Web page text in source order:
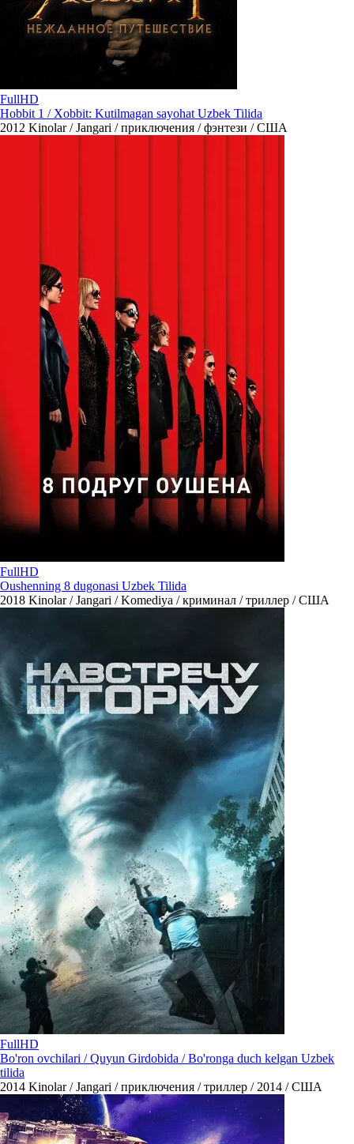
FullHD
Hobbit 1 / Xobbit: Kutilmagan sayohat Uzbek Tilida
2012 Kinolar / Jangari / приключения / фэнтези / США
FullHD
Oushenning 8 dugonasi Uzbek Tilida
2018 Kinolar / Jangari / Komediya / криминал / триллер / США
FullHD
Bo'ron ovchilari / Quyun Girdobida / Bo'ronga duch kelgan Uzbek
tilida
2014 Kinolar / Jangari / приключения / триллер / 2014 / США